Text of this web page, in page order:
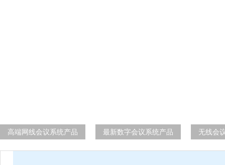
高端网线会议系统产品 最新数字会议系统产品 无线会